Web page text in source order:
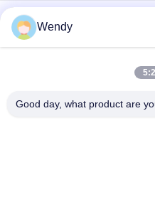
인간화 된 PLC 제어 14 인치 랩 2
실험실 사용을 가진 플라스틱
Wendy
Good day, what product are